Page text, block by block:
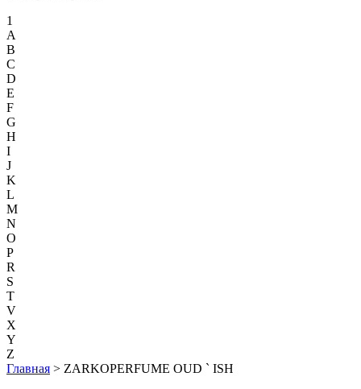
1
A
B
C
D
E
F
G
H
I
J
K
L
M
N
O
P
R
S
T
V
X
Y
Z
Главная > ZARKOPERFUME OUD ` ISH